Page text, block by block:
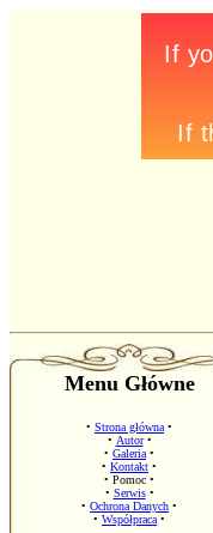
Menu Główne
• Strona główna •
• Autor•
• Galeria •
• Kontakt •
• Pomoc •
• Serwis•
• Ochrona Danych •
• Współpraca •